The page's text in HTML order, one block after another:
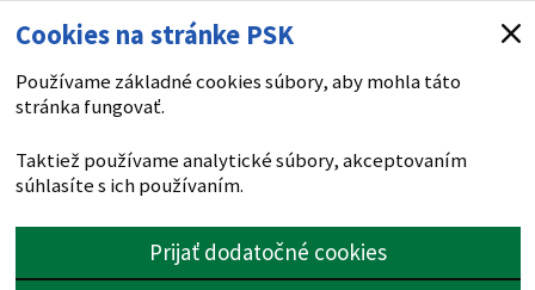
Cookies na stránke PSK
Používame základné cookies súbory, aby mohla táto
stránka fungovať.
Taktiež používame analytické súbory, akceptovaním
súhlasíte s ich používaním.
Prijať dodatočné cookies